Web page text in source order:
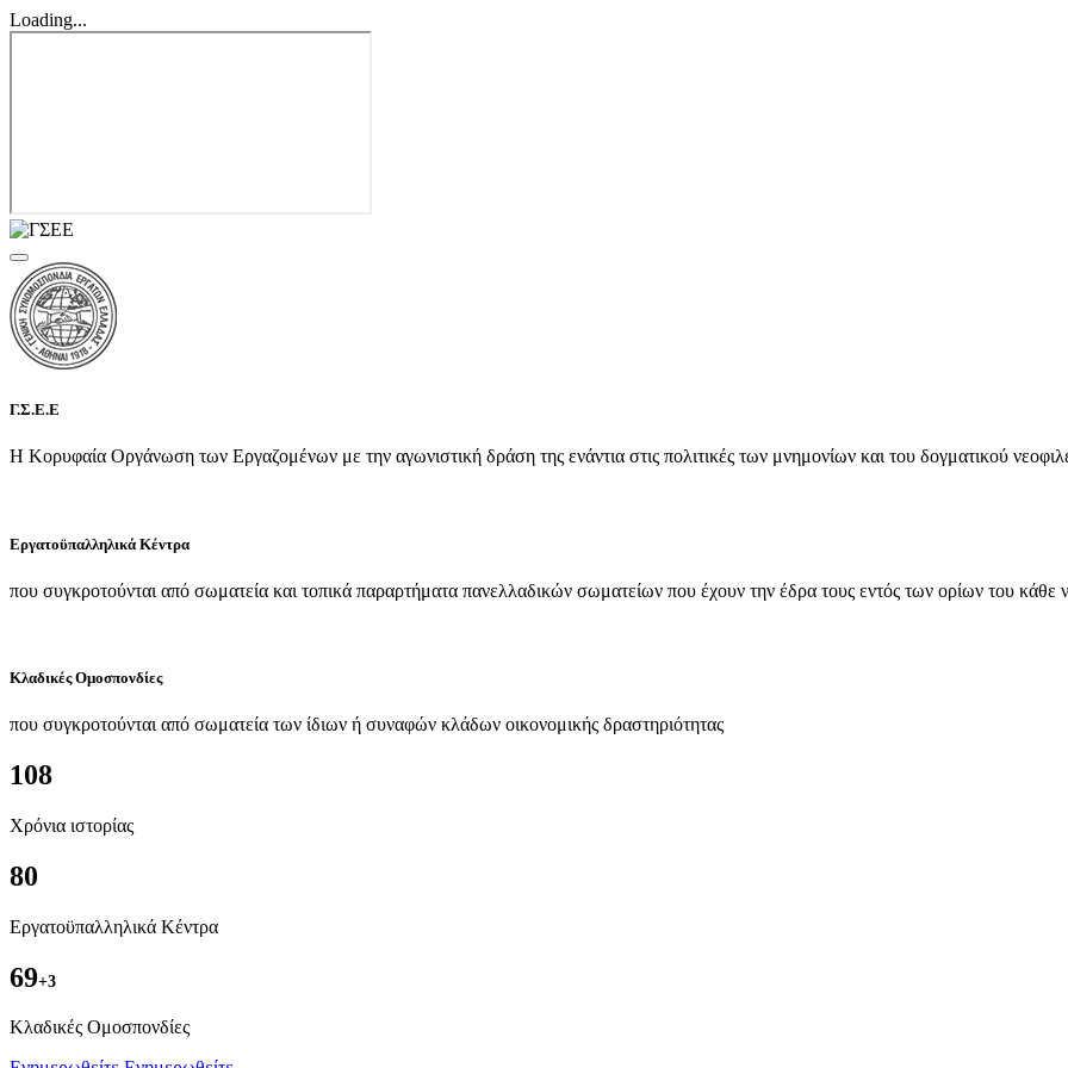
Loading...
Γ.Σ.Ε.Ε
Η Κορυφαία Οργάνωση των Εργαζομένων με την αγωνιστική δράση της ενάντια στις πολιτικές των μνημονίων και του δογματικού
Εργατοϋπαλληλικά Κέντρα
που συγκροτούνται από σωματεία και τοπικά παραρτήματα πανελλαδικών σωματείων που έχουν την έδρα τους εντός των ορίων του κάθε
Κλαδικές Ομοσπονδίες
που συγκροτούνται από σωματεία των ίδιων ή συναφών κλάδων οικονομικής δραστηριότητας
108
Χρόνια ιστορίας
80
Εργατοϋπαλληλικά Κέντρα
69+3
Kλαδικές Ομοσπονδίες